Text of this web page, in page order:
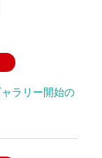
ラリー開始の